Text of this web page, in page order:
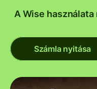
A Wise
Számla nyitása